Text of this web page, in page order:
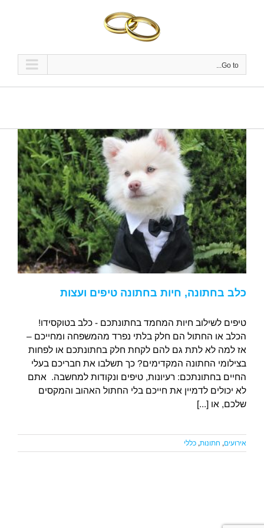
Go to...
כלב בחתונה, חיות בחתונה טיפים ועצות
טיפים לשילוב חיות המחמד בחתונתכם - כלב בטוקסידו!
הכלב או החתול הם חלק בלתי נפרד מהמשפחה ומחייכם –
אז למה לא לתת גם להם לקחת חלק בחתונתכם או לפחות
בצילומי החתונה המקדימים? כך תשלבו את חבריכם בעלי
החיים בחתונתכם: רעיונות, טיפים ונקודות למחשבה. אתם
לא יכולים לדמיין את חייכם בלי החתול האהוב והמקסים
שלכם, או [...]
אירועים, חתונות, כללי